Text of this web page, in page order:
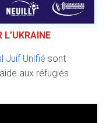
Juif Unifié sont
aux réfugiés